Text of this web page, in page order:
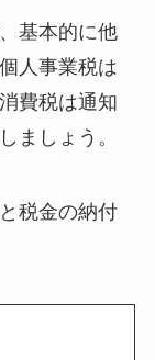
基本的に他
人事業税は
費税は通知
ましょう。
税金の納付